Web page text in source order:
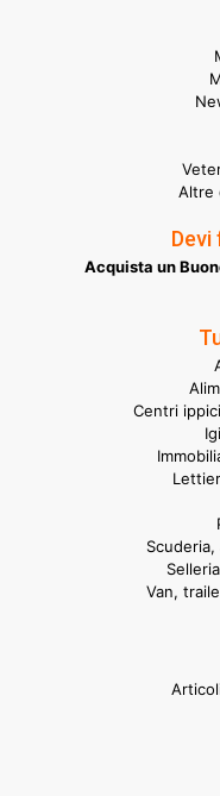
Altre
Devi
Acquista un
Centri
Van,